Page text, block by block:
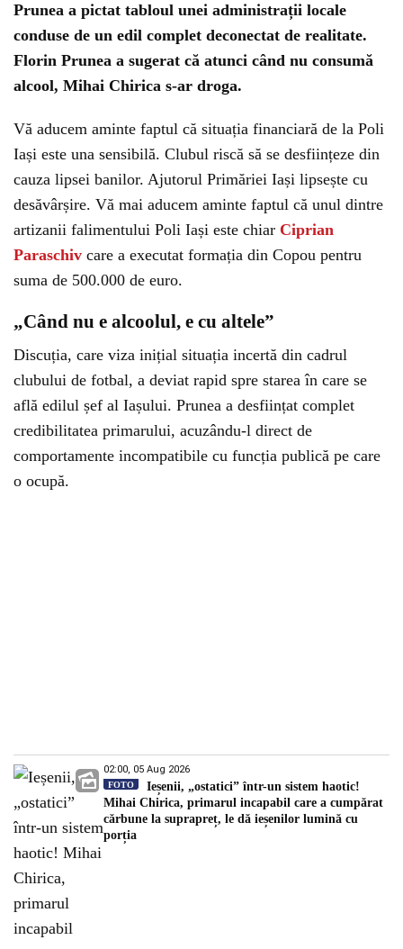
Prunea a pictat tabloul unei administrații locale
conduse de un edil complet deconectat de realitate.
Florin Prunea a sugerat că atunci când nu consumă
alcool, Mihai Chirica s-ar droga.
Vă aducem aminte faptul că situația financiară de la Poli
Iași este una sensibilă. Clubul riscă să se desființeze din
cauza lipsei banilor. Ajutorul Primăriei Iași lipsește cu
desăvârșire. Vă mai aducem aminte faptul că unul dintre
artizanii falimentului Poli Iași este chiar Ciprian
Paraschiv care a executat formația din Copou pentru
suma de 500.000 de euro.
„Când nu e alcoolul, e cu altele”
Discuția, care viza inițial situația incertă din cadrul
clubului de fotbal, a deviat rapid spre starea în care se
află edilul șef al Iașului. Prunea a desființat complet
credibilitatea primarului, acuzându-l direct de
comportamente incompatibile cu funcția publică pe care
o ocupă.
02:00, 05 Aug 2026
FOTO
Ieșenii, „ostatici” într-un sistem haotic!
Mihai Chirica, primarul incapabil care a cumpărat
cărbune la suprapreț, le dă ieșenilor lumină cu
porția